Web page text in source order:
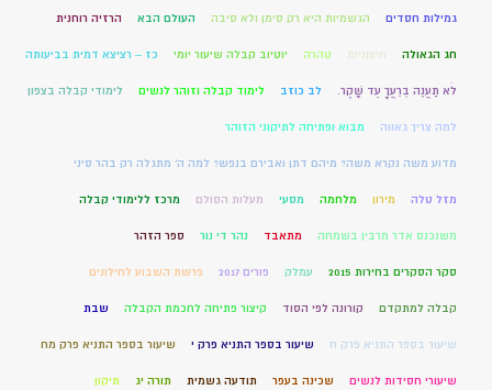
גמילות חסדים הגשמיות היא רק סימן ולא סיבה העולם הבא הרזיה רוחנית
חג הגאולה חיצוניות טהרה יוטיוב קבלה שיעור יומי כז – רציצא דמית בביעותה
לֹא תַעֲנֶה בְרֵעֲךָ עֵד שָׁקֶר. לב כוזב לימוד קבלה וזוהר לנשים לימודי קבלה בצפון
למה צריך גאווה מבוא ופתיחה לתיקוני הזוהר
מדוע משה נקרא משה? מיהם דתן ואבירם בנפש? למה ה' מתגלה רק בהר סיני
מזל טלה מירון מלחמה מסעי מעלות הסולם מרכז ללימודי קבלה
משנכנס אדר מרבין בשמחה מתאבד נהר די נור ספר הזהר
סקר הסקרים בחירות 2015 עמלק פורים 2017 פרשת השבוע לחילונים
קבלה למתקדם קורונה לפי הסוד קיצור פתיחה לחכמת הקבלה שבת
שיעור בספר התניא פרק ח שיעור בספר התניא פרק י שיעור בספר התניא פרק מח
שיעורי חסידות לנשים שכינה בעפר תודעה גשמית תורה יג תיקון